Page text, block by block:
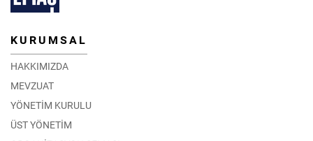
KURUMSAL
HAKKIMIZDA
MEVZUAT
YÖNETİM KURULU
ÜST YÖNETİM